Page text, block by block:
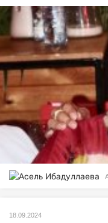
18.09.2024